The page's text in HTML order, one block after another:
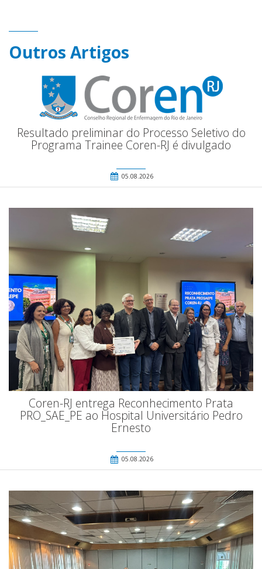
Outros Artigos
Resultado preliminar do Processo Seletivo do
Programa Trainee Coren-RJ é divulgado
05.08.2026
Coren-RJ entrega Reconhecimento Prata
PRO_SAE_PE ao Hospital Universitário Pedro
Ernesto
05.08.2026